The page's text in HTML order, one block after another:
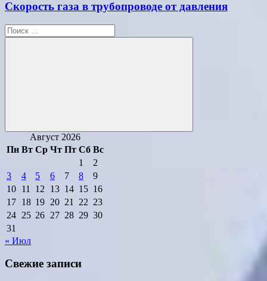
Скорость газа в трубопроводе от давления
Поиск
для:
Поиск
Август 2026
Пн Вт Ср Чт Пт Сб Вс
1
2
3
4 5 6 7 8
9
10 11 12 13 14 15 16
17 18 19 20 21 22 23
24 25 26 27 28 29 30
31
« Июл
Свежие записи